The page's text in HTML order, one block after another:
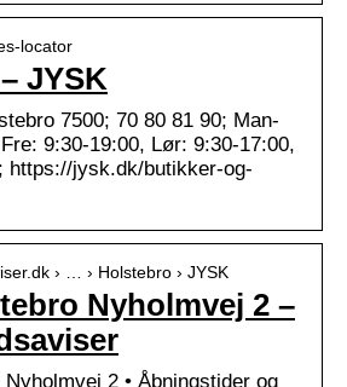
locator
JYSK
7500; 70 80 81 90; Man-
9:30-19:00, Lør: 9:30-17:00,
https://jysk.dk/butikker-og-
› … › Holstebro › JYSK
Nyholmvej 2 –
2 • Åbningstider og